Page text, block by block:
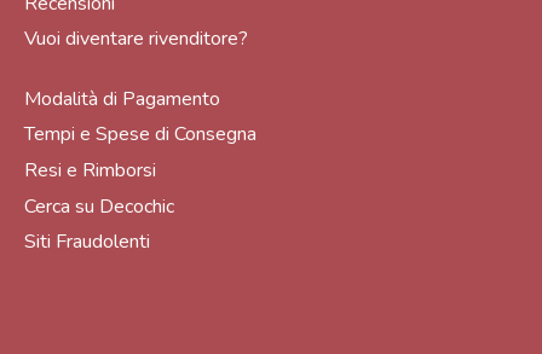
Vuoi diventare rivenditore?
Modalità di Pagamento
Tempi e Spese di Consegna
Resi e Rimborsi
Cerca su Decochic
Siti Fraudolenti